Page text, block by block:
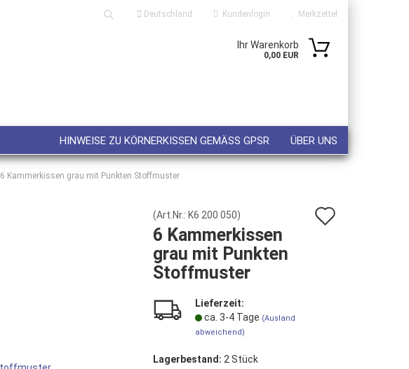
Deutschland Kundenlogin
Passwort
Passwort vergessen?
Merkzettel
Ihr Warenkorb
0,00 EUR
HINWEISE ZU KÖRNERKISSEN GEMÄSS GPSR ÜBER UNS
6 Kammerkissen grau mit Punkten Stoffmuster
(Art.Nr.: K6 200 050)
6 Kammerkissen
grau mit Punkten
Stoffmuster
Lieferzeit:
ca. 3-4 Tage (Ausland
abweichend)
Lagerbestand: 2Stück